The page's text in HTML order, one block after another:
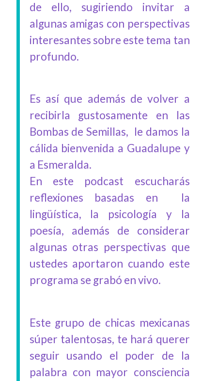
de ello, sugiriendo invitar a
algunas amigas con perspectivas
interesantes sobre este tema tan
profundo.
Es así que además de volver a
recibirla gustosamente en las
Bombas de Semillas, le damos la
cálida bienvenida a Guadalupe y
a Esmeralda.
En este podcast escucharás
reflexiones basadas en la
lingüística, la psicología y la
poesía, además de considerar
algunas otras perspectivas que
ustedes aportaron cuando este
programa se grabó en vivo.
Este grupo de chicas mexicanas
súper talentosas, te hará querer
seguir usando el poder de la
palabra con mayor consciencia